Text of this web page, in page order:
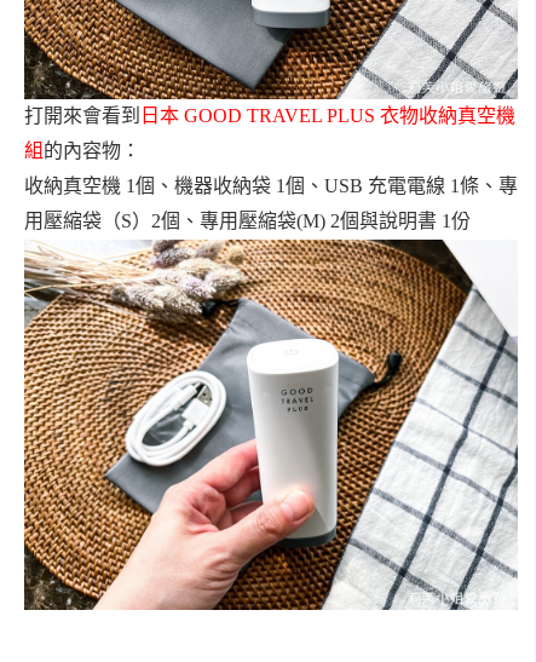
打開來會看到 日本 GOOD TRAVEL PLUS 衣物收納真空機
組的內容物：
收納真空機 1個、機器收納袋 1個、USB 充電電線 1條、專
用壓縮袋（S）2個、專用壓縮袋(M) 2個與說明書 1份